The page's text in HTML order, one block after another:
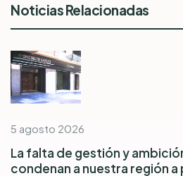
Noticias Relacionadas
5 agosto 2026
La falta de gestión y
condenan a nuestra región